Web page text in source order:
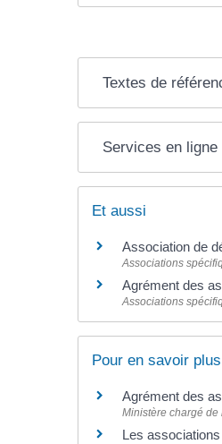
Textes de
Services en
Et aussi
Association de
Associations
Agrément des
Associations
Pour en savoir plus
Agrément des
Ministère chargé
Les